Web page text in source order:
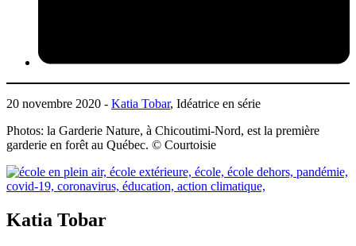
20 novembre 2020 - Katia Tobar, Idéatrice en série
Photos: la Garderie Nature, à Chicoutimi-Nord, est la première
garderie en forêt au Québec. © Courtoisie
Katia Tobar